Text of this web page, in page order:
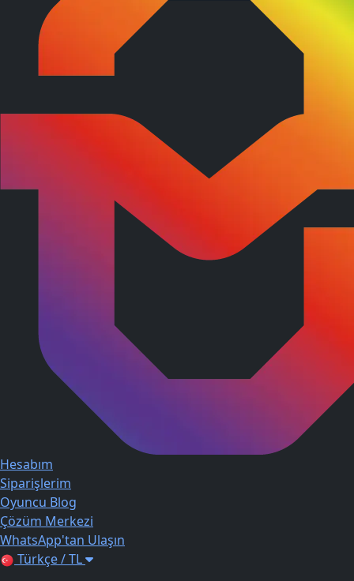
Hesabım
Siparişlerim
Oyuncu Blog
Çözüm Merkezi
WhatsApp'tan Ulaşın
Türkçe / TL